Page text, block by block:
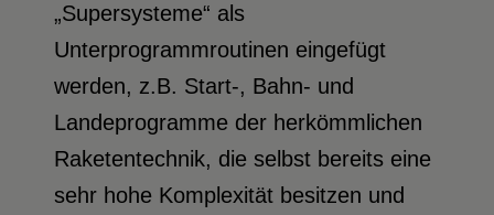
„Supersysteme“ als
Unterprogrammroutinen eingefügt
werden, z.B. Start-, Bahn- und
Landeprogramme der herkömmlichen
Raketentechnik, die selbst bereits eine
sehr hohe Komplexität besitzen und